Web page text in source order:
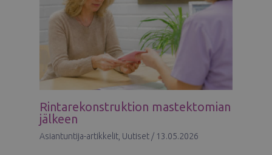
Rintarekonstruktion mastektomian
jälkeen
Asiantuntija-artikkelit Uutiset / 13.05.2026